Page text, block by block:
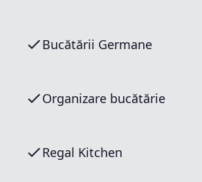
Bucătării Germane
Organizare bucătărie
Regal Kitchen